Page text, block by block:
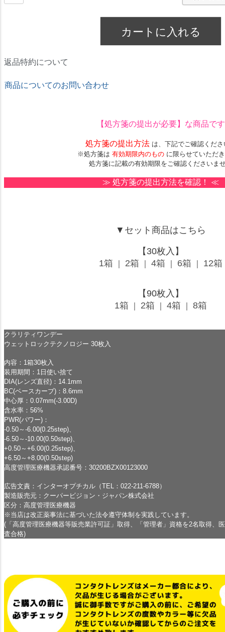
カートに入れる
返品特約について
商品についてのお問い合わせ
【処方箋の提出が必要】 な商品です
処方箋の提出方法 は、下記でご確認くださ
※処方箋は 有効期限内のもの に限らせていただ
処方箋に記載の有効期限をご確認くださいま
≫ 処方箋の提出方法を確認！ ≪
▼セット商品はこちら
【30枚入】
1箱
2箱 4箱 6箱 12箱
【90枚入】
1箱
2箱 4箱 8箱
クラリティワンデー
ウェットロックテクノロジー 30枚入
内容：1箱30枚入
装用期間：1日使い捨て
DIA(レンズ直径)：14.1mm
BC(ベースカーブ)：8.6mm
中心厚：0.07mm(-3.00D)
含水率：56%
PWR(パワー)：
-0.50～-6.00(0.25step)、
-6.50～-10.00(0.50step)、
+0.50～+6.00(0.25step)、
+6.50～+8.00(0.50step)
高度管理医療機器承認番号：30200BZX00123000
広告文責：インターオプチカル（TEL：022-211-6788）
製造販売元：クーパービジョン・ジャパン株式会社
区分：高度管理医療機器
※当店は改正薬事法に基づいた法令遵守体制を実践しています。
(「高度管理医療機器等販売業許可証」取得、「管理者」資格を2名取得、
査合格)